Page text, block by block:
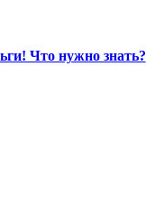
Что нужно знать?